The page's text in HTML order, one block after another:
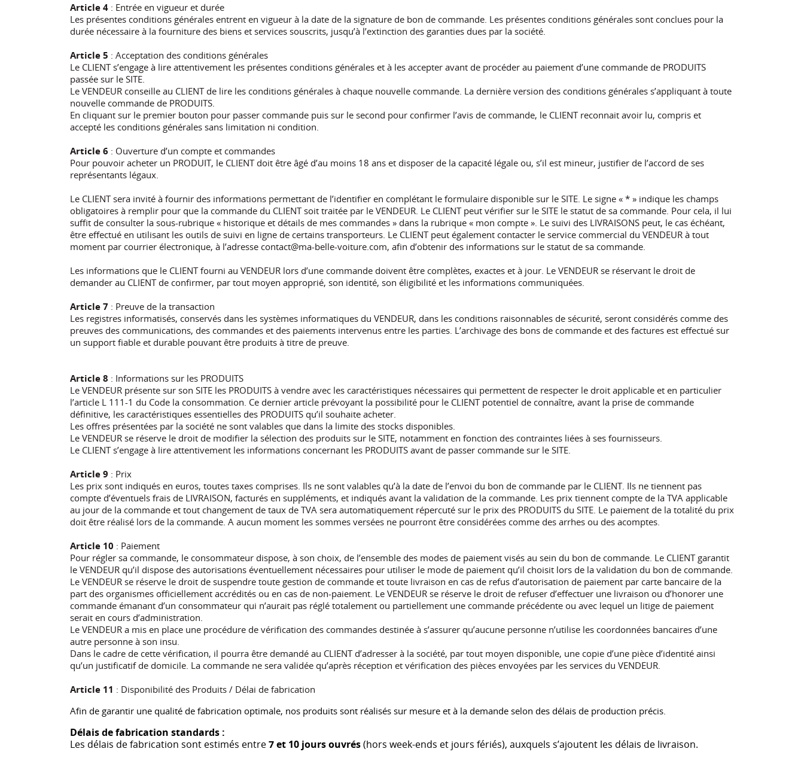
Article 4 : Entrée en vigueur et durée
Les présentes conditions générales entrent en vigueur à la date de la signature de bon de commande. Les présentes conditions générales sont conclues pour la
durée nécessaire à la fourniture des biens et services souscrits, jusqu’à l’extinction des garanties dues par la société.
Article 5 : Acceptation des conditions générales
Le CLIENT s’engage à lire attentivement les présentes conditions générales et à les accepter avant de procéder au paiement d’une commande de PRODUITS
passée sur le SITE.
Le VENDEUR conseille au CLIENT de lire les conditions générales à chaque nouvelle commande. La dernière version des conditions générales s’appliquant à toute
nouvelle commande de PRODUITS.
En cliquant sur le premier bouton pour passer commande puis sur le second pour confirmer l’avis de commande, le CLIENT reconnait avoir lu, compris et
accepté les conditions générales sans limitation ni condition.
Article 6 : Ouverture d’un compte et commandes
Pour pouvoir acheter un PRODUIT, le CLIENT doit être âgé d’au moins 18 ans et disposer de la capacité légale ou, s’il est mineur, justifier de l’accord de ses
représentants légaux.
Le CLIENT sera invité à fournir des informations permettant de l’identifier en complétant le formulaire disponible sur le SITE. Le signe « * » indique les champs
obligatoires à remplir pour que la commande du CLIENT soit traitée par le VENDEUR. Le CLIENT peut vérifier sur le SITE le statut de sa commande. Pour cela, il lui
suffit de consulter la sous-rubrique « historique et détails de mes commandes » dans la rubrique « mon compte ». Le suivi des LIVRAISONS peut, le cas échéant,
être effectué en utilisant les outils de suivi en ligne de certains transporteurs. Le CLIENT peut également contacter le service commercial du VENDEUR à tout
moment par courrier électronique, à l’adresse contact@ma-belle-voiture.com, afin d’obtenir des informations sur le statut de sa commande.
Les informations que le CLIENT fourni au VENDEUR lors d’une commande doivent être complètes, exactes et à jour. Le VENDEUR se réservant le droit de
demander au CLIENT de confirmer, par tout moyen approprié, son identité, son éligibilité et les informations communiquées.
Article 7 : Preuve de la transaction
Les registres informatisés, conservés dans les systèmes informatiques du VENDEUR, dans les conditions raisonnables de sécurité, seront considérés comme des
preuves des communications, des commandes et des paiements intervenus entre les parties. L’archivage des bons de commande et des factures est effectué sur
un support fiable et durable pouvant être produits à titre de preuve.
Article 8 : Informations sur les PRODUITS
Le VENDEUR présente sur son SITE les PRODUITS à vendre avec les caractéristiques nécessaires qui permettent de respecter le droit applicable et en particulier
l’article L 111-1 du Code la consommation. Ce dernier article prévoyant la possibilité pour le CLIENT potentiel de connaître, avant la prise de commande
définitive, les caractéristiques essentielles des PRODUITS qu’il souhaite acheter.
Les offres présentées par la société ne sont valables que dans la limite des stocks disponibles.
Le VENDEUR se réserve le droit de modifier la sélection des produits sur le SITE, notamment en fonction des contraintes liées à ses fournisseurs.
Le CLIENT s’engage à lire attentivement les informations concernant les PRODUITS avant de passer commande sur le SITE.
Article 9 : Prix
Les prix sont indiqués en euros, toutes taxes comprises. Ils ne sont valables qu’à la date de l’envoi du bon de commande par le CLIENT. Ils ne tiennent pas
compte d’éventuels frais de LIVRAISON, facturés en suppléments, et indiqués avant la validation de la commande. Les prix tiennent compte de la TVA applicable
au jour de la commande et tout changement de taux de TVA sera automatiquement répercuté sur le prix des PRODUITS du SITE. Le paiement de la totalité du prix
doit être réalisé lors de la commande. A aucun moment les sommes versées ne pourront être considérées comme des arrhes ou des acomptes.
Article 10 : Paiement
Pour régler sa commande, le consommateur dispose, à son choix, de l’ensemble des modes de paiement visés au sein du bon de commande. Le CLIENT garantit
le VENDEUR qu’il dispose des autorisations éventuellement nécessaires pour utiliser le mode de paiement qu’il choisit lors de la validation du bon de commande.
Le VENDEUR se réserve le droit de suspendre toute gestion de commande et toute livraison en cas de refus d’autorisation de paiement par carte bancaire de la
part des organismes officiellement accrédités ou en cas de non-paiement. Le VENDEUR se réserve le droit de refuser d’effectuer une livraison ou d’honorer une
commande émanant d’un consommateur qui n’aurait pas réglé totalement ou partiellement une commande précédente ou avec lequel un litige de paiement
serait en cours d’administration.
Le VENDEUR a mis en place une procédure de vérification des commandes destinée à s’assurer qu’aucune personne n’utilise les coordonnées bancaires d’une
autre personne à son insu.
Dans le cadre de cette vérification, il pourra être demandé au CLIENT d’adresser à la société, par tout moyen disponible, une copie d’une pièce d’identité ainsi
qu’un justificatif de domicile. La commande ne sera validée qu’après réception et vérification des pièces envoyées par les services du VENDEUR.
Article 11 : Disponibilité des Produits / Délai de fabrication
Afin de garantir une qualité de fabrication optimale, nos produits sont réalisés sur mesure et à la demande selon des délais de production précis.
Délais de fabrication standards :
Les délais de fabrication sont estimés entre7 et 10 jours ouvrés(hors week-ends et jours fériés), auxquels s’ajoutent les délais de livraison.